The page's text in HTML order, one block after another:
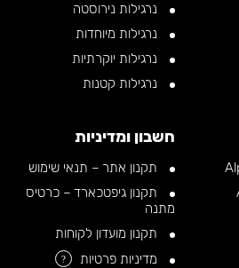
נרגילות נירוסטה
נרגילות מיוחדות
נרגילות יוקרתיות
נרגילות קטנות
חשבון ומדיניות
תקנון אתר – תנאי שימוש
תקנון גיפטכארד – כרטיס
מתנה
תקנון מועדון לקוחות
מדיניות פרטיות
?